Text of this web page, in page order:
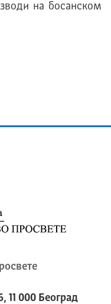
на босанском
000 Београд